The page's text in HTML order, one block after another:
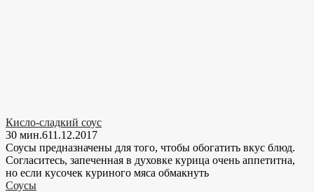
Кисло-сладкий соус
30 мин.611.12.2017
Соусы предназначены для того, чтобы обогатить вкус блюд.
Согласитесь, запеченная в духовке курица очень аппетитна,
но если кусочек куриного мяса обмакнуть
Соусы